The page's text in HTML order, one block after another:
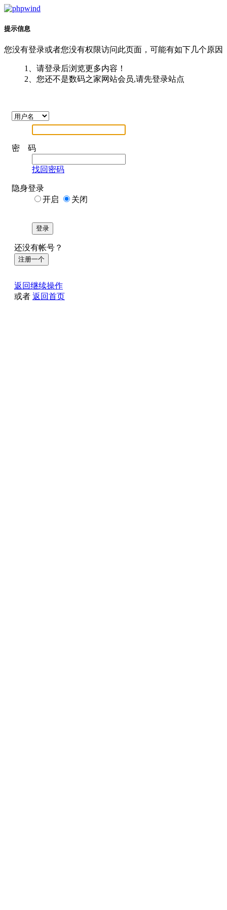
提示信息
您没有登录或者您没有权限访问此页面，可能有如下几个原因
1、请登录后浏览更多内容！
2、您还不是数码之家网站会员,请先登录站点
密 码
找回密码
隐身登录
开启
关闭
登录
还没有帐号？
注册一个
返回继续操作
或者 返回首页